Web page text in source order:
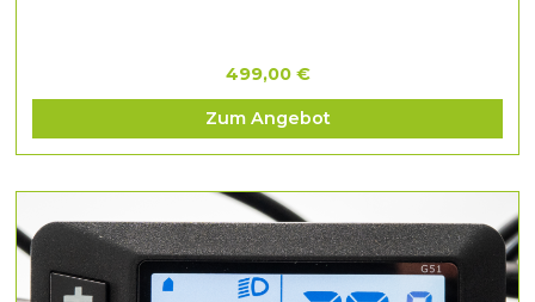
499,00 €
Zum Angebot